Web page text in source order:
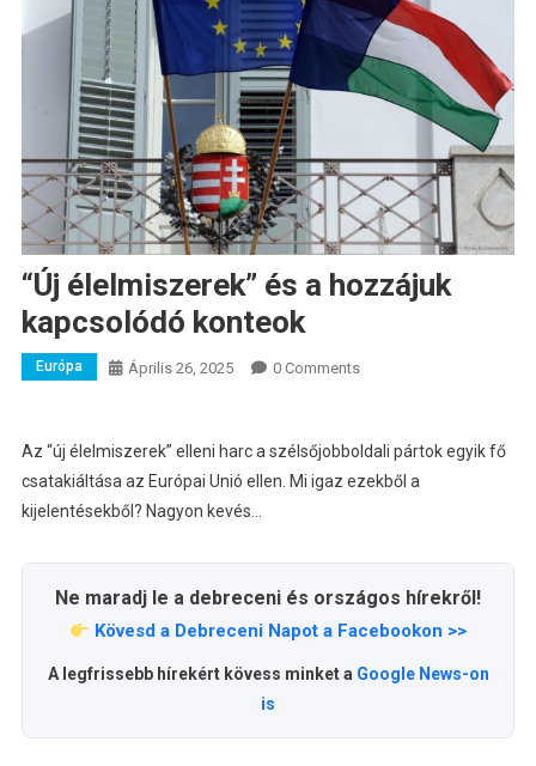
“Új élelmiszerek” és a hozzájuk
kapcsolódó konteok
Európa Április 26, 2025 0 Comments
Az “új élelmiszerek” elleni harc a szélsőjobboldali pártok egyik fő
csatakiáltása az Európai Unió ellen. Mi igaz ezekből a
kijelentésekből? Nagyon kevés…
Ne maradj le a debreceni és országos hírekről!
Kövesd a Debreceni Napot a Facebookon >>
A legfrissebb hírekért kövess minket a Google News-on
is